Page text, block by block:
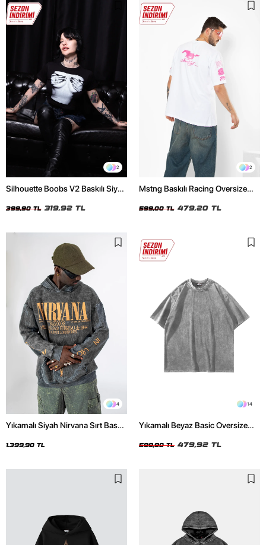
2
Silhouette Boobs V2 Baskılı Siyah
399,90 TL 319,92 TL
2
Mstng Baskılı Racing Oversize
599,00 TL 479,20 TL
4
Yıkamalı Siyah Nirvana Sırt Baskılı
1.399,90 TL
14
Yıkamalı Beyaz Basic Oversize
599,90 TL 479,92 TL